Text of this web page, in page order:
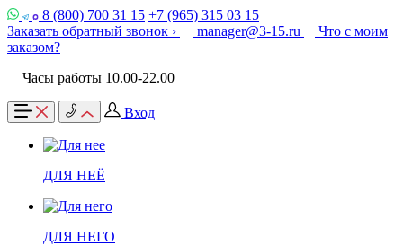
8 (800) 700 31 15 +7 (965) 315 03 15
Заказать обратный звонок ›
manager@3-15.ru
Что с моим
заказом?
Часы работы 10.00-22.00
Вход
ДЛЯ НЕЁ
ДЛЯ НЕГО